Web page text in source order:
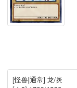
[怪兽|通常] 龙/炎